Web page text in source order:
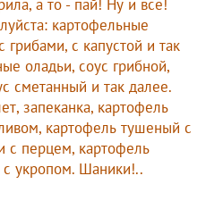
а то - пай! Ну и все!
картофельные
с капустой и так
оладьи, соус грибной,
сметанный и так далее.
запеканка, картофель
картофель тушеный с
с перцем, картофель
укропом. Шаники!..